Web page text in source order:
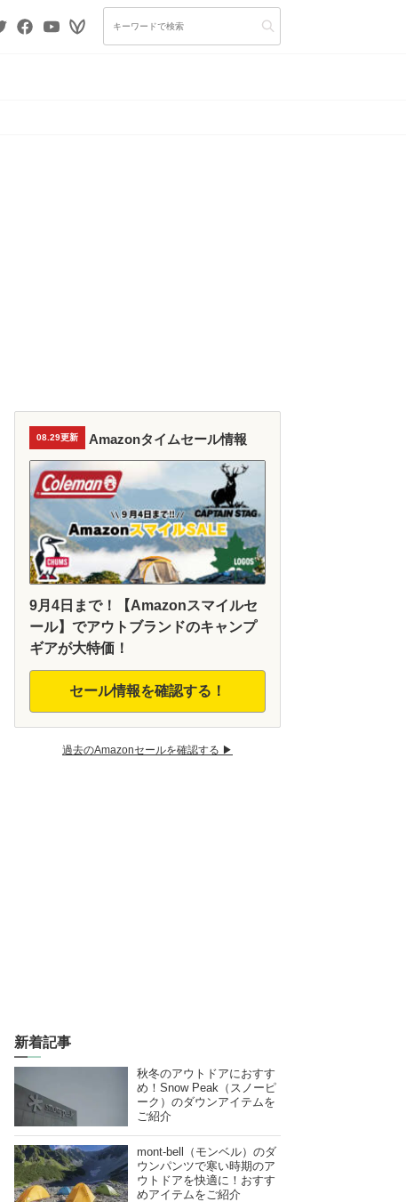
08.29更新 Amazonタイムセール情報
9月4日まで！【Amazonスマイルセ
ール】でアウトブランドのキャンプ
ギアが大特価！
セール情報を確認する！
過去のAmazonセールを確認する ▶︎
新着記事
秋冬のアウトドアにおすす
め！Snow Peak（スノーピ
ーク）のダウンアイテムを
ご紹介
mont-bell（モンベル）のダ
ウンパンツで寒い時期のア
ウトドアを快適に！おすす
めアイテムをご紹介